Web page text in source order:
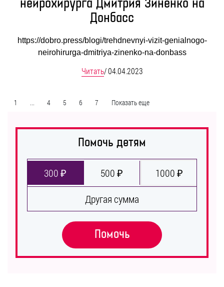
нейрохирурга Дмитрия Зиненко на
Донбасс
https://dobro.press/blogi/trehdnevnyi-vizit-genialnogo-
neirohirurga-dmitriya-zinenko-na-donbass
Читать/04.04.2023
1 ... 4 5 6 7 Показать еще
Помочь детям
300 ₽ 500 ₽
1000 ₽
Другая сумма
Помочь